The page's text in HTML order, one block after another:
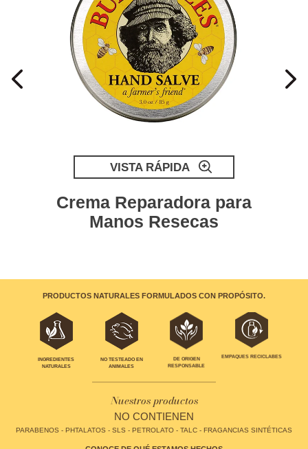
VISTA RÁPIDA
Crema Reparadora para
Manos Resecas
PRODUCTOS NATURALES FORMULADOS CON PROPÓSITO.
INGREDIENTES
NATURALES
NO TESTEADO EN
ANIMALES
DE ORIGEN
RESPONSABLE
EMPAQUES RECICLABES
Nuestros productos
NO CONTIENEN
PARABENOS - PHTALATOS - SLS - PETROLATO - TALC - FRAGANCIAS SINTÉTICAS